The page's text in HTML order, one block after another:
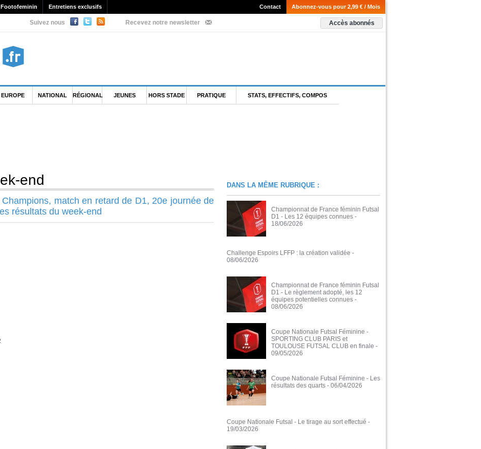
Footofeminin Entretiens exclusifs Abonnez-vous pour 2,99 € / Mois
Contact
Suivez nous Recevez notre newsletter Accès abonnés
EUROPE NATIONAL RÉGIONAL JEUNES HORS STADE PRATIQUE STATS, EFFECTIFS, COMPOS
end
match en retard de D1, 20e journée de
résultats du week-end
DANS LA MÊME RUBRIQUE :
Championnat de France féminin Futsal
D1 - Les 12 équipes connues -
18/06/2026
Challenge Espoirs LFFP : la création validée -
08/06/2026
Championnat de France féminin Futsal
D1 - Le règlement adopté, les 12
équipes potentielles connues -
08/06/2026
Coupe Nationale Futsal Féminine -
SPORTING CLUB PARIS et
TOULOUSE FUTSAL CLUB en finale -
09/05/2026
Coupe Nationale Futsal Féminine - Les
résultats des quarts - 06/04/2026
Coupe Nationale Futsal - Le tirage au sort effectué -
19/03/2026